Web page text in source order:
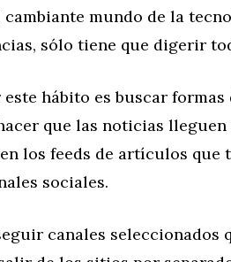
mundo de la
sólo tiene que digerir
hábito es buscar
que las noticias lleguen
los feeds de artículos que
sociales.
canales seleccionados